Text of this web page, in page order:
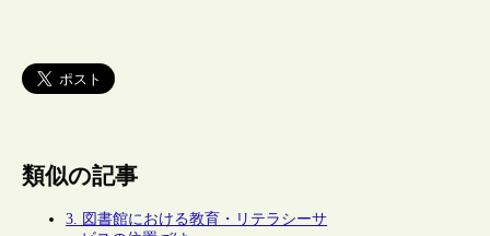
類似の記事
3. 図書館における教育・リテラシーサ